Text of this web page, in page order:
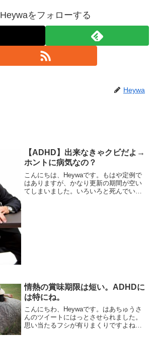
Heywaをフォローする
Heywa
【ADHD】出来なきゃクビだよ→
ホントに病気なの？
こんにちは、Heywaです。もはや定例で
はありますが、かなり更新の期間が空い
てしまいました。いろいろと死んでいま
情熱の賞味期限は短い。ADHDに
は特にね。
こんにちわ、Heywaです。はあちゅうさ
んのツイートにはっとさせられました。
思い当たるフシが有りまくりですよね。